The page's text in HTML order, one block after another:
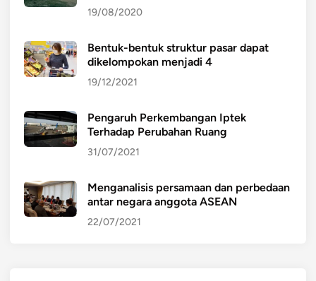
19/08/2020
Bentuk-bentuk struktur pasar dapat
dikelompokan menjadi 4
19/12/2021
Pengaruh Perkembangan Iptek
Terhadap Perubahan Ruang
31/07/2021
Menganalisis persamaan dan perbedaan
antar negara anggota ASEAN
22/07/2021